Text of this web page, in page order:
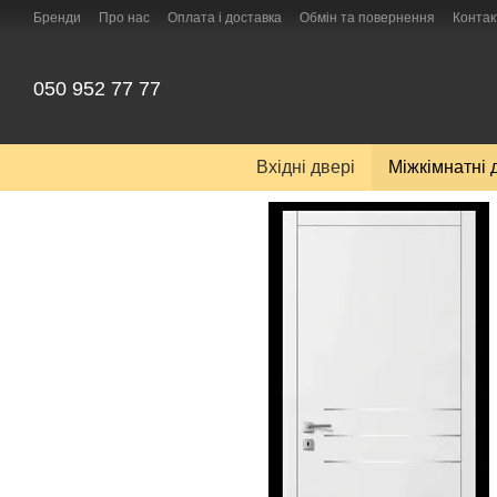
Перейти до основного контенту
Бренди Про нас Оплата і доставка Обмін та повернення
050 952 77 77
Вхідні двері Міжкімнатні